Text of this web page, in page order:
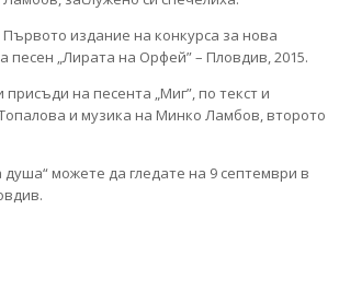
издание на конкурса за нова
песен „Лирата на Орфей” – Пловдив, 2015.
на песента „Миг”, по текст и
и музика на Минко Ламбов, второто
душа“ можете да гледате на 9 септември в